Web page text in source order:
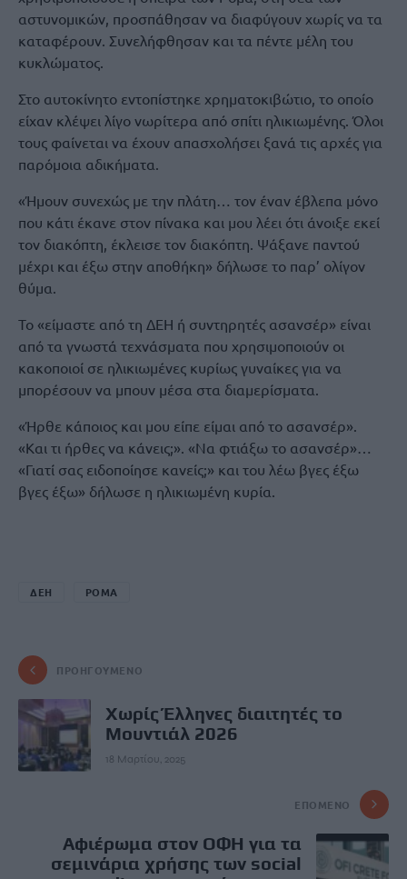
αστυνομικών, προσπάθησαν να διαφύγουν χωρίς να τα
καταφέρουν. Συνελήφθησαν και τα πέντε μέλη του
κυκλώματος.
Στο αυτοκίνητο εντοπίστηκε χρηματοκιβώτιο, το οποίο
είχαν κλέψει λίγο νωρίτερα από σπίτι ηλικιωμένης. Όλοι
τους φαίνεται να έχουν απασχολήσει ξανά τις αρχές για
παρόμοια αδικήματα.
«Ήμουν συνεχώς με την πλάτη… τον έναν έβλεπα μόνο
που κάτι έκανε στον πίνακα και μου λέει ότι άνοιξε εκεί
τον διακόπτη, έκλεισε τον διακόπτη. Ψάξανε παντού
μέχρι και έξω στην αποθήκη» δήλωσε το παρ’ ολίγον
θύμα.
Το «είμαστε από τη ΔΕΗ ή συντηρητές ασανσέρ» είναι
από τα γνωστά τεχνάσματα που χρησιμοποιούν οι
κακοποιοί σε ηλικιωμένες κυρίως γυναίκες για να
μπορέσουν να μπουν μέσα στα διαμερίσματα.
«Ήρθε κάποιος και μου είπε είμαι από το ασανσέρ».
«Και τι ήρθες να κάνεις;». «Να φτιάξω το ασανσέρ»…
«Γιατί σας ειδοποίησε κανείς;» και του λέω βγες έξω
βγες έξω» δήλωσε η ηλικιωμένη κυρία.
ΔΕΗ ΡΟΜΑ
ΠΡΟΗΓΟΎΜΕΝΟ
Χωρίς Έλληνες διαιτητές το
Μουντιάλ 2026
18 Μαρτίου, 2025
ΕΠΌΜΕΝΟ
Αφιέρωμα στον ΟΦΗ για τα
σεμινάρια χρήσης των social